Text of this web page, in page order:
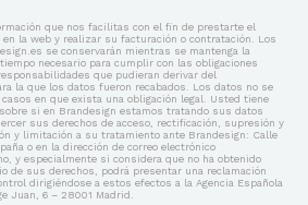
que nos facilitas con el fin de prestarte el
la web y realizar su facturación o contratación. Los
se conservarán mientras se mantenga la
necesario para cumplir con las obligaciones
que pudieran derivar del
la que los datos fueron recabados. Los datos no se
en que exista una obligación legal. Usted tiene
si en Brandesign estamos tratando sus datos
sus derechos de acceso, rectificación, supresión y
y limitación a su tratamiento ante Brandesign: Calle
o en la dirección de correo electrónico
y especialmente si considera que no ha obtenido
de sus derechos, podrá presentar una reclamación
dirigiéndose a estos efectos a la Agencia Española
Juan, 6 – 28001 Madrid.